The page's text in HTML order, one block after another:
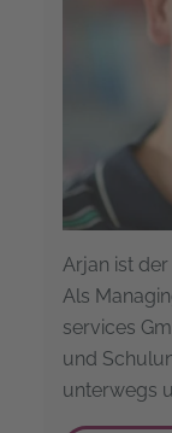
Arjan ist
Als
services
und
unterwegs